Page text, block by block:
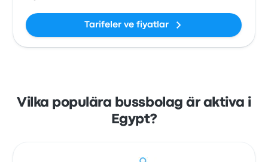
Tarifeler ve fiyatlar
Vilka populära bussbolag är aktiva i
Egypt?